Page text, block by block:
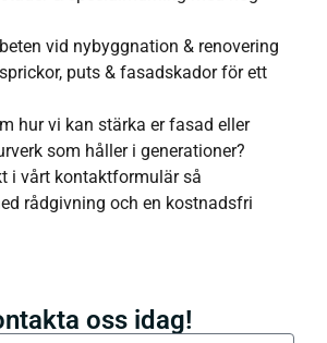
vid nybyggnation & renovering
puts & fasadskador för ett
hur vi kan stärka er fasad eller
som håller i generationer?
i vårt kontaktformulär så
rådgivning och en kostnadsfri
oss idag!